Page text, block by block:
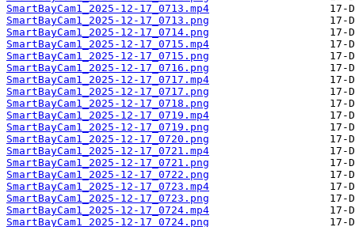
SmartBayCam1_2025-12-17_0713.mp4
SmartBayCam1_2025-12-17_0713.png
SmartBayCam1_2025-12-17_0714.png
SmartBayCam1_2025-12-17_0715.mp4
SmartBayCam1_2025-12-17_0715.png
SmartBayCam1_2025-12-17_0716.png
SmartBayCam1_2025-12-17_0717.mp4
SmartBayCam1_2025-12-17_0717.png
SmartBayCam1_2025-12-17_0718.png
SmartBayCam1_2025-12-17_0719.mp4
SmartBayCam1_2025-12-17_0719.png
SmartBayCam1_2025-12-17_0720.png
SmartBayCam1_2025-12-17_0721.mp4
SmartBayCam1_2025-12-17_0721.png
SmartBayCam1_2025-12-17_0722.png
SmartBayCam1_2025-12-17_0723.mp4
SmartBayCam1_2025-12-17_0723.png
SmartBayCam1_2025-12-17_0724.mp4
SmartBayCam1_2025-12-17_0724.png